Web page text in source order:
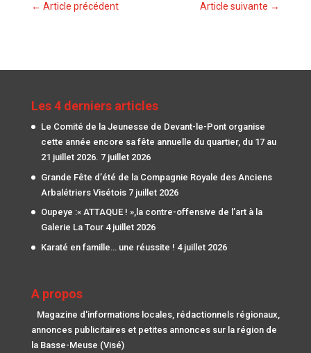
← Article précédent Article suivante →
Les 4 derniers articles
Le Comité de la Jeunesse de Devant-le-Pont organise
cette année encore sa fête annuelle du quartier, du 17 au
21 juillet 2026. 7 juillet 2026
Grande Fête d’été de la Compagnie Royale des Anciens
Arbalétriers Visétois 7 juillet 2026
Oupeye :« ATTAQUE ! »,la contre-offensive de l’art à la
Galerie La Tour 4 juillet 2026
Karaté en famille… une réussite ! 4 juillet 2026
A propos
Magazine d'informations locales, rédactionnels régionaux,
annonces publicitaires et petites annonces sur la région de
la Basse-Meuse (Visé)